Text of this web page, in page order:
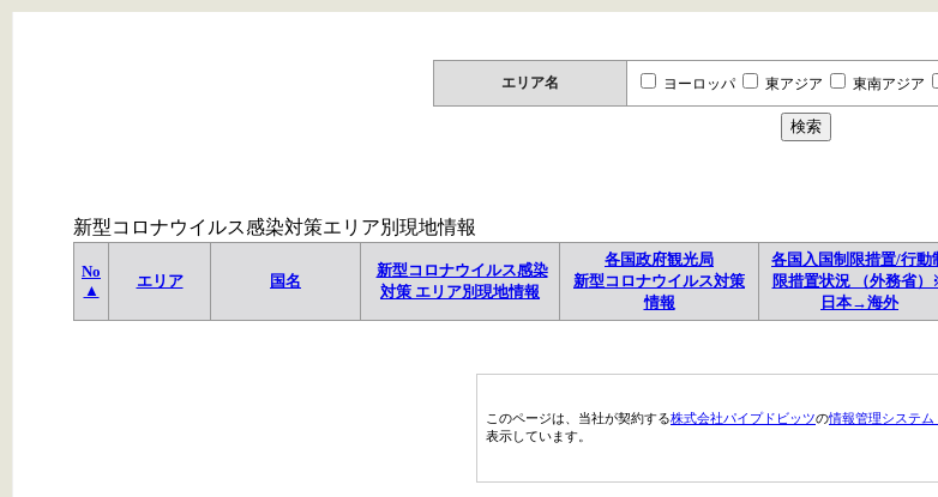
エリア名 ヨーロッパ 東アジア 東南アジア
新型コロナウイルス感染対策エリア別現地情報
No
▲
エリア 国名
新型コロナウイルス感染
対策 エリア別現地情報
各国政府観光局
新型コロナウイルス対策
情報
各国入国制限措置/行動
限措置状況 （外務省
日本→海外
このページは、当社が契約する株式会社パイプドビッツの情報管理システム
表示しています。